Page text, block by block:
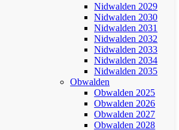
Nidwalden 2029
Nidwalden 2030
Nidwalden 2031
Nidwalden 2032
Nidwalden 2033
Nidwalden 2034
Nidwalden 2035
Obwalden
Obwalden 2025
Obwalden 2026
Obwalden 2027
Obwalden 2028